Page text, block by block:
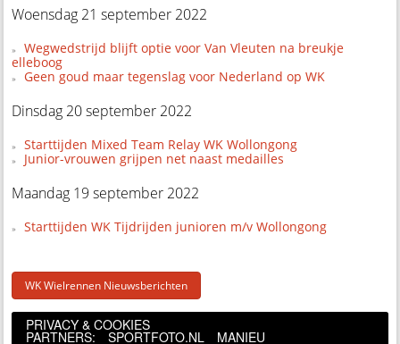
Woensdag 21 september 2022
Wegwedstrijd blijft optie voor Van Vleuten na breukje
elleboog
Geen goud maar tegenslag voor Nederland op WK
Dinsdag 20 september 2022
Starttijden Mixed Team Relay WK Wollongong
Junior-vrouwen grijpen net naast medailles
Maandag 19 september 2022
Starttijden WK Tijdrijden junioren m/v Wollongong
WK Wielrennen Nieuwsberichten
PRIVACY & COOKIES
PARTNERS: SPORTFOTO.NL MANIEU